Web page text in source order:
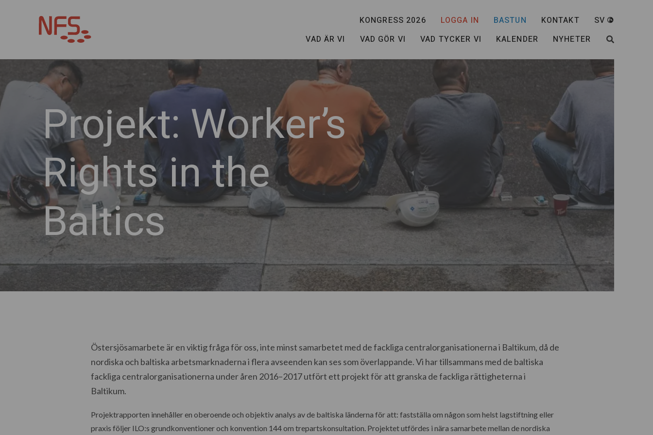
KONGRESS 2026 LOGGA IN BASTUN KONTAKT
SV
VAD ÄR VI
VAD GÖR VI VAD TYCKER VI KALENDER NYHETER
SÖK
Projekt: Worker’s
Rights in the
Baltics
Östersjösamarbete är en viktig fråga för oss, inte minst samarbetet med de fackliga centralorganisationerna i Baltikum, då de
nordiska och baltiska arbetsmarknaderna i flera avseenden kan ses som överlappande. Vi har tillsammans med de baltiska
fackliga centralorganisationerna under åren 2016–2017 utfört ett projekt för att granska de fackliga rättigheterna i
Baltikum.
Projektrapporten innehåller en oberoende och objektiv analys av de baltiska länderna för att: fastställa om någon som helst lagstiftning eller
praxis följer ILO:s grundkonventioner och konvention 144 om trepartskonsultation. Projektet utfördes i nära samarbete mellan de nordiska